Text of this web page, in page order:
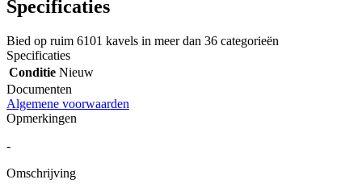
Specificaties
Bied op ruim 6101 kavels in meer dan 36 categorieën
Specificaties
Conditie Nieuw
Documenten
Algemene voorwaarden
Opmerkingen
-
Omschrijving